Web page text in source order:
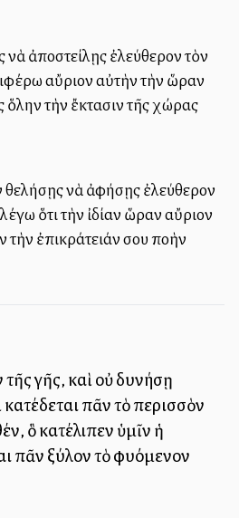
ἀποστείλῃς ἐλεύθερον τὸν
αὔριον αὐτὴν τὴν ὥραν
ὅλην τὴν ἔκτασιν τῆς χώρας
θελήσῃς νὰ ἀφήσῃς ἐλεύθερον
ὅτι τὴν ἰδίαν ὥραν αὔριον
ἐπικράτειάν σου πολλὴν
τῆς γῆς, καὶ οὐ δυνήσῃ
κατέδεται πᾶν τὸ περισσὸν
ὃ κατέλιπεν ὑμῖν ἡ
πᾶν ξύλον τὸ φυόμενον